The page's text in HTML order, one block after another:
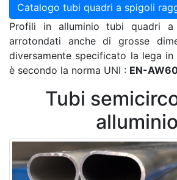
Catalogo tubi quadri a spigoli
Profili in alluminio tubi quadri
arrotondati anche di grosse
diversamente specificato la lega
è secondo la norma UNI : EN-
Tubi
alluminio